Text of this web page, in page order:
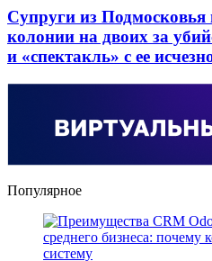
Супруги из Подмосковья
колонии на двоих за
и «спектакль» с ее
Популярное